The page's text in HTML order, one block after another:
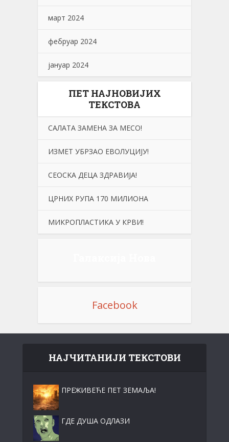
март 2024
фебруар 2024
јануар 2024
ПЕТ НАЈНОВИЈИХ
ТЕКСТОВА
САЛАТА ЗАМЕНА ЗА МЕСО!
ИЗМЕТ УБРЗАО ЕВОЛУЦИЈУ!
СЕОСKА ДЕЦА ЗДРАВИЈА!
ЦРНИХ РУПА 170 МИЛИОНА
МИКРОПЛАСТИКА У КРВИ!
Facebook
НАЈЧИТАНИЈИ ТЕКСТОВИ
ПРЕЖИВЕЋЕ ПЕТ ЗЕМАЉА!
ГДЕ ДУША ОДЛАЗИ